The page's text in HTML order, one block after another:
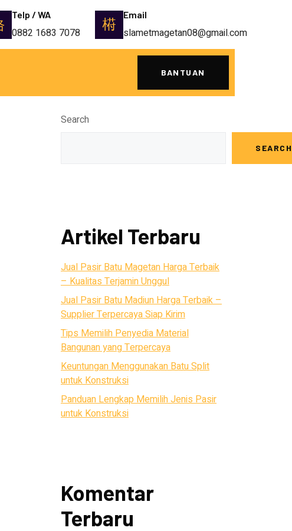
Telp / WA
0882 1683 7078
Email
slametmagetan08@gmail.com
BANTUAN
Search
SEARCH
Artikel Terbaru
Jual Pasir Batu Magetan Harga Terbaik
– Kualitas Terjamin Unggul
Jual Pasir Batu Madiun Harga Terbaik –
Supplier Terpercaya Siap Kirim
Tips Memilih Penyedia Material
Bangunan yang Terpercaya
Keuntungan Menggunakan Batu Split
untuk Konstruksi
Panduan Lengkap Memilih Jenis Pasir
untuk Konstruksi
Komentar
Terbaru